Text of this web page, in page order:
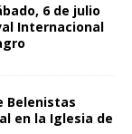
6 de julio
Internacional
Belenistas
en la Iglesia de